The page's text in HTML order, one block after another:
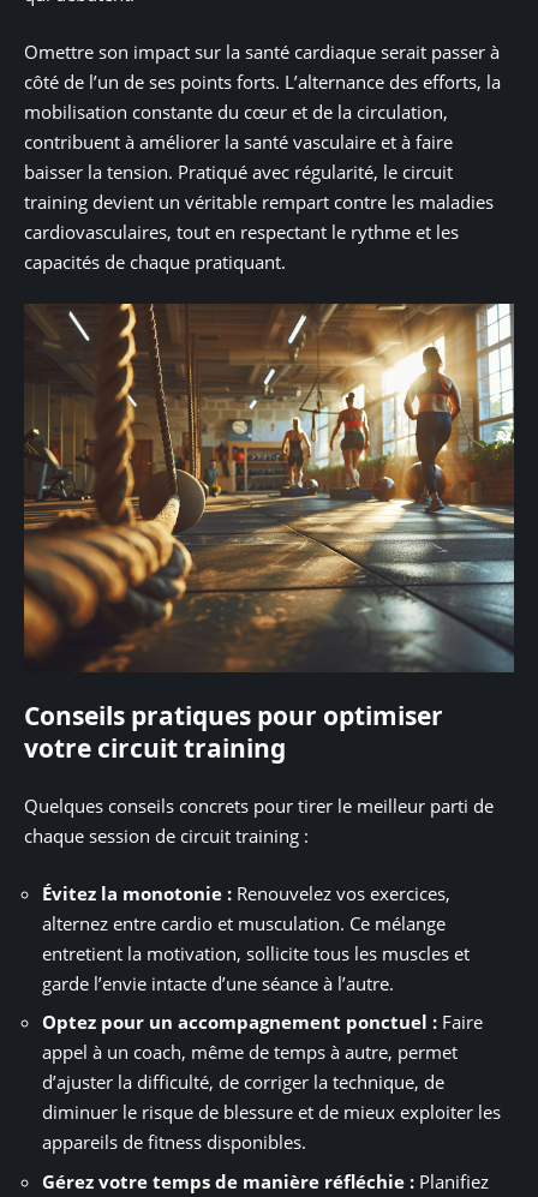
Omettre son impact sur la santé cardiaque serait passer à
côté de l’un de ses points forts. L’alternance des efforts, la
mobilisation constante du cœur et de la circulation,
contribuent à améliorer la santé vasculaire et à faire
baisser la tension. Pratiqué avec régularité, le circuit
training devient un véritable rempart contre les maladies
cardiovasculaires, tout en respectant le rythme et les
capacités de chaque pratiquant.
Conseils pratiques pour optimiser
votre circuit training
Quelques conseils concrets pour tirer le meilleur parti de
chaque session de circuit training :
Évitez la monotonie : Renouvelez vos exercices,
alternez entre cardio et musculation. Ce mélange
entretient la motivation, sollicite tous les muscles et
garde l’envie intacte d’une séance à l’autre.
Optez pour un accompagnement ponctuel : Faire
appel à un coach, même de temps à autre, permet
d’ajuster la difficulté, de corriger la technique, de
diminuer le risque de blessure et de mieux exploiter les
appareils de fitness disponibles.
Gérez votre temps de manière réfléchie : Planifiez